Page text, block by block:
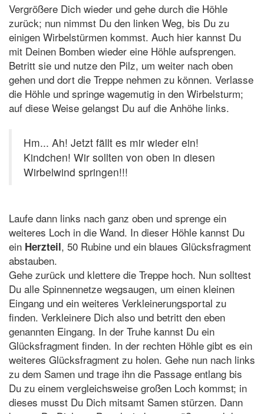
Vergrößere Dich wieder und gehe durch die Höhle
zurück; nun nimmst Du den linken Weg, bis Du zu
einigen Wirbelstürmen kommst. Auch hier kannst Du
mit Deinen Bomben wieder eine Höhle aufsprengen.
Betritt sie und nutze den Pilz, um weiter nach oben
gehen und dort die Treppe nehmen zu können. Verlasse
die Höhle und springe wagemutig in den Wirbelsturm;
auf diese Weise gelangst Du auf die Anhöhe links.
Hm... Ah! Jetzt fällt es mir wieder ein!
Kindchen! Wir sollten von oben in diesen
Wirbelwind springen!!!
Laufe dann links nach ganz oben und sprenge ein
weiteres Loch in die Wand. In dieser Höhle kannst Du
ein Herzteil, 50 Rubine und ein blaues Glücksfragment
abstauben.
Gehe zurück und klettere die Treppe hoch. Nun solltest
Du alle Spinnennetze wegsaugen, um einen kleinen
Eingang und ein weiteres Verkleinerungsportal zu
finden. Verkleinere Dich also und betritt den eben
genannten Eingang. In der Truhe kannst Du ein
Glücksfragment finden. In der rechten Höhle gibt es ein
weiteres Glücksfragment zu holen. Gehe nun nach links
zu dem Samen und trage ihn die Passage entlang bis
Du zu einem vergleichsweise großen Loch kommst; in
dieses musst Du Dich mitsamt Samen stürzen. Dann